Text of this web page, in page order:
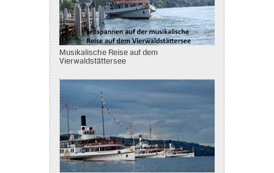
Musikalische Reise auf dem
Vierwaldstättersee